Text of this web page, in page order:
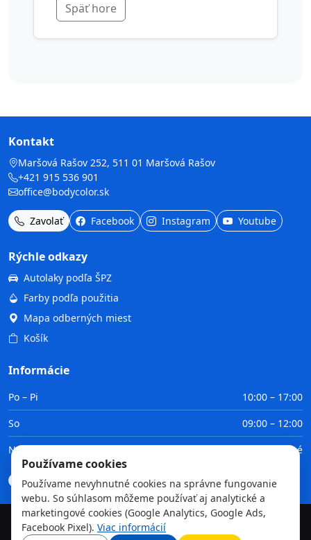
Späť hore
Kontakt
Maršová Rašov 252, 511 01 Maršová Rašov
+421 915 536 901
office@bodycolor.sk
Zavolať Facebook Instagram Youtube
Rýchle odkazy
Autolaky podľa ŠPZ
Farby podľa použitia
Mapa odberných miest
Košík
Informácie
Po – Pi
10:00 – 17:00
So
09:00 – 12:00
Ne
Zatvorené
Doprava Platba Obchodné podmienky GDPR
©2026TvojaFarba.sk • Všetky práva vyhradené
Používame cookies
Používame nevyhnutné cookies na správne fungovanie
webu. So súhlasom môžeme používať aj analytické a
marketingové cookies (Google Analytics, Google Ads,
Facebook Pixel). Viac informácií